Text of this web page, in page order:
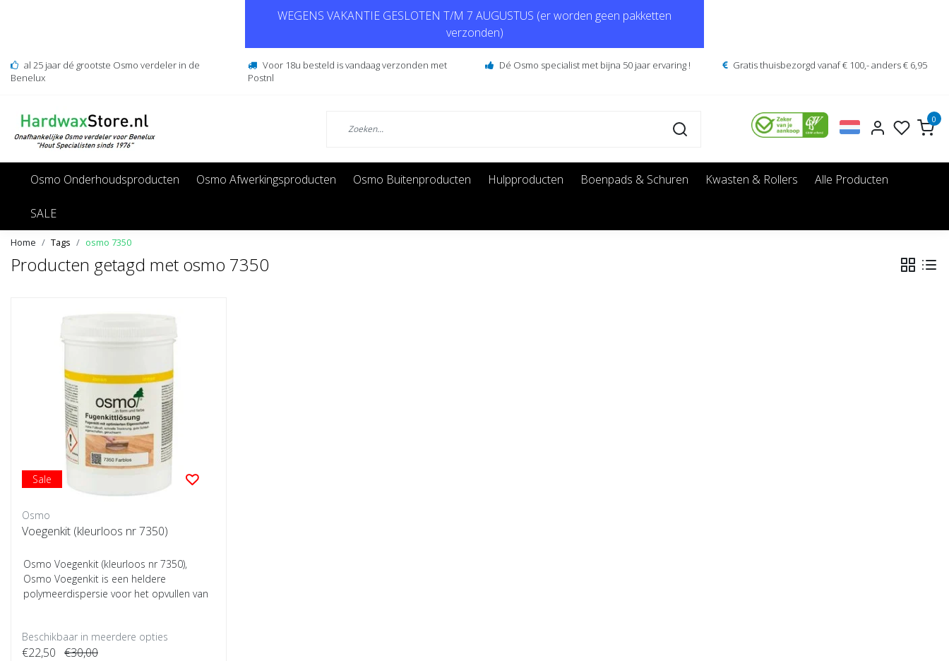
WEGENS VAKANTIE GESLOTEN T/M 7 AUGUSTUS (er worden geen pakketten
verzonden)
al 25 jaar dé grootste Osmo verdeler in de
Benelux
Voor 18u besteld is vandaag verzonden met
Postnl
Dé Osmo specialist met bijna 50 jaar ervaring ! Gratis thuisbezorgd vanaf € 100,- anders € 6,95
0
Osmo Onderhoudsproducten Osmo Afwerkingsproducten Osmo Buitenproducten Hulpproducten Boenpads & Schuren Kwasten & Rollers Alle Producten
SALE
Home Tags osmo 7350
Producten getagd met osmo 7350
Sale
Osmo
Voegenkit (kleurloos nr 7350)
Osmo Voegenkit (kleurloos nr 7350),
Osmo Voegenkit is een heldere
polymeerdispersie voor het opvullen van
Beschikbaar in meerdere opties
€22,50 €30,00